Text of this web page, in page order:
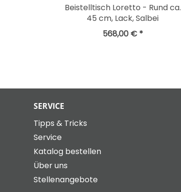
Beistelltisch Loretto - Rund ca.
45 cm, Lack, Salbei
568,00 € *
SERVICE
Tipps & Tricks
Service
Katalog bestellen
Über uns
Stellenangebote